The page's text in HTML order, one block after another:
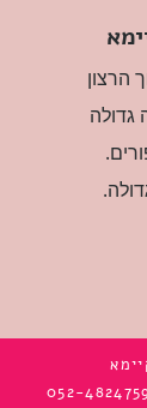
הרצון
גדולה
052-